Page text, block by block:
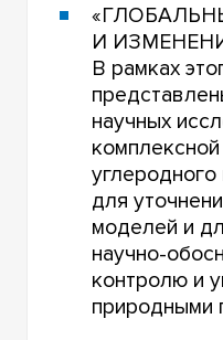
И
В рамках
научных
для
моделей и
научно-
контролю и
природными